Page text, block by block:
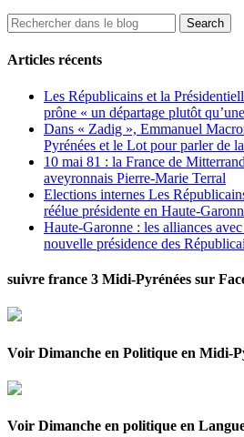
Articles récents
Les Républicains et la
prône « un départage plutôt
Dans « Zadig », Emmanuel
Pyrénées et le Lot pour parler de
10 mai 81 : la France de
aveyronnais Pierre-Marie Terral
Elections internes Les
réélue présidente en Haute-
Haute-Garonne : les alliances
nouvelle présidence des
suivre france 3 Midi-Pyrénées sur
Voir Dimanche en Politique en Midi-
Voir Dimanche en politique en